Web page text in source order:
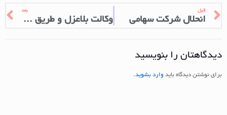
قبل
انحلال شرکت سهامی
بعد
وکالت بلاعزل و طریق ابطال آن در قانون
دیدگاهتان را بنویسید
برای نوشتن دیدگاه باید وارد بشوید.